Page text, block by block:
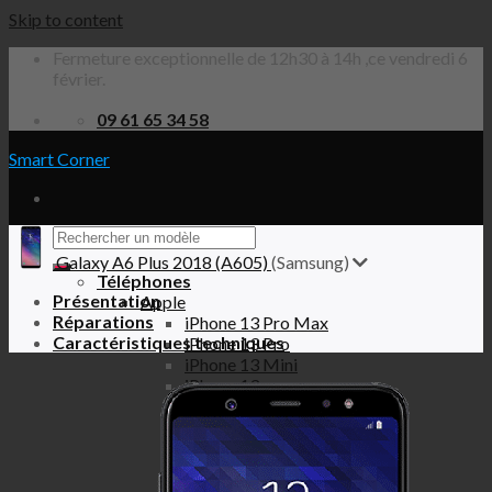
Skip to content
09 61 65 34 58
Smart Corner
Téléphones
Apple
iPhone 13 Pro Max
iPhone 13 Pro
iPhone 13 Mini
iPhone 13
iPhone 12 Pro Max
iPhone 12 Pro
iPhone 12 Mini
iPhone 12
Galaxy A6 Plus 2018 (A605)(Samsung)
Présentation
Réparations
Caractéristiques techniques